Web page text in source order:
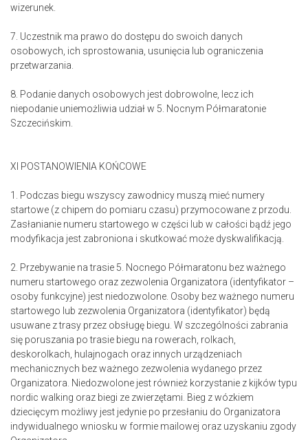
wizerunek.
7. Uczestnik ma prawo do dostępu do swoich danych
osobowych, ich sprostowania, usunięcia lub ograniczenia
przetwarzania.
8. Podanie danych osobowych jest dobrowolne, lecz ich
niepodanie uniemożliwia udział w 5. Nocnym Półmaratonie
Szczecińskim.
XI POSTANOWIENIA KOŃCOWE
1. Podczas biegu wszyscy zawodnicy muszą mieć numery
startowe (z chipem do pomiaru czasu) przymocowane z przodu.
Zasłanianie numeru startowego w części lub w całości bądź jego
modyfikacja jest zabroniona i skutkować może dyskwalifikacją.
2. Przebywanie na trasie 5. Nocnego Półmaratonu bez ważnego
numeru startowego oraz zezwolenia Organizatora (identyfikator –
osoby funkcyjne) jest niedozwolone. Osoby bez ważnego numeru
startowego lub zezwolenia Organizatora (identyfikator) będą
usuwane z trasy przez obsługę biegu. W szczególności zabrania
się poruszania po trasie biegu na rowerach, rolkach,
deskorolkach, hulajnogach oraz innych urządzeniach
mechanicznych bez ważnego zezwolenia wydanego przez
Organizatora. Niedozwolone jest również korzystanie z kijków typu
nordic walking oraz biegi ze zwierzętami. Bieg z wózkiem
dziecięcym możliwy jest jedynie po przesłaniu do Organizatora
indywidualnego wniosku w formie mailowej oraz uzyskaniu zgody